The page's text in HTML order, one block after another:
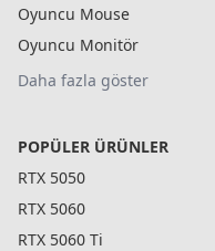
Oyuncu Mouse
Oyuncu Monitör
Daha fazla göster
POPÜLER ÜRÜNLER
RTX 5050
RTX 5060
RTX 5060 Ti